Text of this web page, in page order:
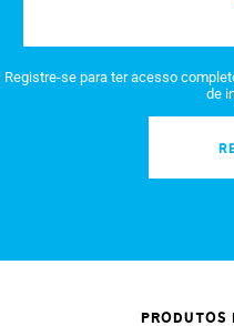
Registre-se para ter acesso
de
PRODUTOS